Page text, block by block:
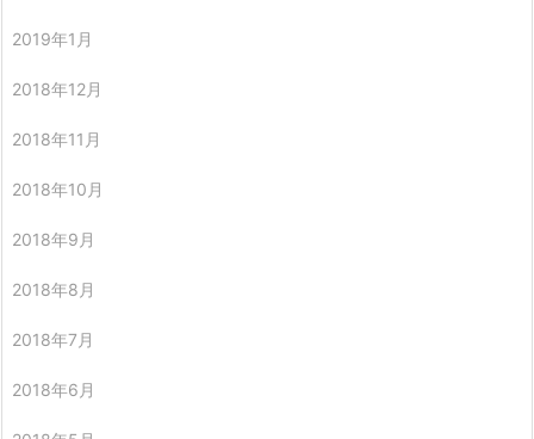
2019年1月
2018年12月
2018年11月
2018年10月
2018年9月
2018年8月
2018年7月
2018年6月